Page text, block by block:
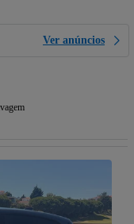
Ver anúncios